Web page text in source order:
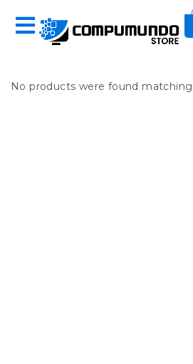
No products were found